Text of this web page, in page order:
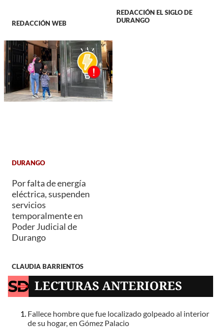
REDACCIÓN WEB
REDACCIÓN EL SIGLO DE
DURANGO
DURANGO
Por falta de energía
eléctrica, suspenden
servicios
temporalmente en
Poder Judicial de
Durango
CLAUDIA BARRIENTOS
LECTURAS ANTERIORES
Fallece hombre que fue localizado golpeado al interior
de su hogar, en Gómez Palacio